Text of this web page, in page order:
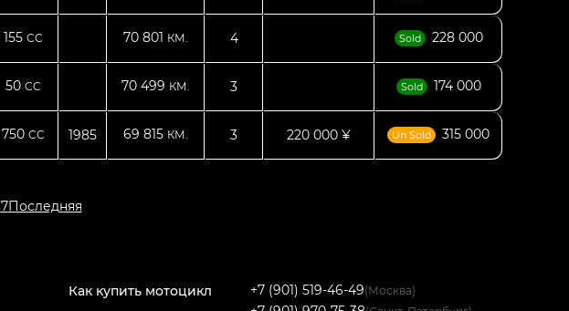
155 CC 70 801 КМ. 4 Sold 228 000
50 CC 70 499 КМ. 3 Sold 174 000
750 CC 1985 69 815 КМ. 3 220 000 ¥ Un Sold 315 000
7Последняя
Как купить мотоцикл +7 (901) 519-46-49(Москва)